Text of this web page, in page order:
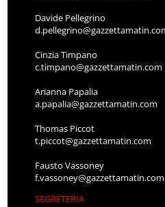
Davide Pellegrino
Cinzia Timpano
c.timpano@gazzettamatin.com
Arianna Papalia
a.papalia@gazzettamatin.com
Thomas Piccot
t.piccot@gazzettamatin.com
Fausto Vassoney
f.vassoney@gazzettamatin.com
SEGRETERIA